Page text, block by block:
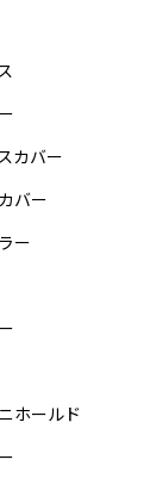
カバー
バー
ー
ホールド